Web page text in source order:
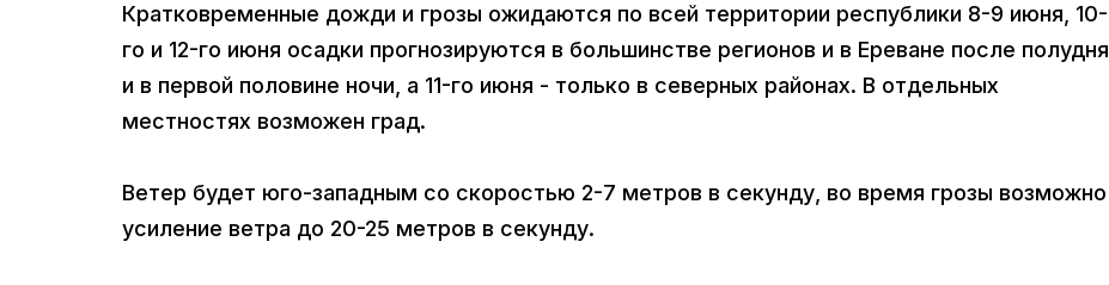
Кратковременные дожди и грозы ожидаются по всей территории республики 8-9 июня, 10-
го и 12-го июня осадки прогнозируются в большинстве регионов и в Ереване после полудня
и в первой половине ночи, а 11-го июня - только в северных районах. В отдельных
местностях возможен град.
Ветер будет юго-западным со скоростью 2-7 метров в секунду, во время грозы возможно
усиление ветра до 20-25 метров в секунду.